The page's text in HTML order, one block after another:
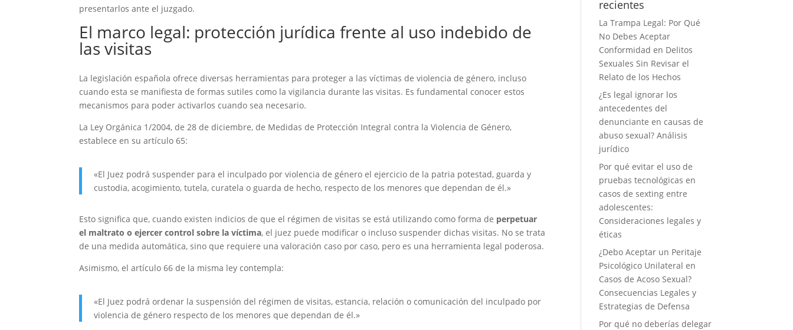
presentarlos ante el juzgado.
El marco legal: protección jurídica frente al uso indebido de
las visitas
La legislación española ofrece diversas herramientas para proteger a las víctimas de violencia de género, incluso
cuando esta se manifiesta de formas sutiles como la vigilancia durante las visitas. Es fundamental conocer estos
mecanismos para poder activarlos cuando sea necesario.
La Ley Orgánica 1/2004, de 28 de diciembre, de Medidas de Protección Integral contra la Violencia de Género,
establece en su artículo 65:
«El Juez podrá suspender para el inculpado por violencia de género el ejercicio de la patria potestad, guarda y
custodia, acogimiento, tutela, curatela o guarda de hecho, respecto de los menores que dependan de él.»
Esto significa que, cuando existen indicios de que el régimen de visitas se está utilizando como forma de perpetuar
el maltrato o ejercer control sobre la víctima, el juez puede modificar o incluso suspender dichas visitas. No se trata
de una medida automática, sino que requiere una valoración caso por caso, pero es una herramienta legal poderosa.
Asimismo, el artículo 66 de la misma ley contempla:
«El Juez podrá ordenar la suspensión del régimen de visitas, estancia, relación o comunicación del inculpado por
violencia de género respecto de los menores que dependan de él.»
recientes
La Trampa Legal: Por Qué
No Debes Aceptar
Conformidad en Delitos
Sexuales Sin Revisar el
Relato de los Hechos
¿Es legal ignorar los
antecedentes del
denunciante en causas de
abuso sexual? Análisis
jurídico
Por qué evitar el uso de
pruebas tecnológicas en
casos de sexting entre
adolescentes:
Consideraciones legales y
éticas
¿Debo Aceptar un Peritaje
Psicológico Unilateral en
Casos de Acoso Sexual?
Consecuencias Legales y
Estrategias de Defensa
Por qué no deberías delegar